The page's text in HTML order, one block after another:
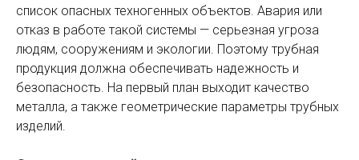
список опасных техногенных объектов. Авария или
отказ в работе такой системы — серьезная угроза
людям, сооружениям и экологии. Поэтому трубная
продукция должна обеспечивать надежность и
безопасность. На первый план выходит качество
металла, а также геометрические параметры трубных
изделий.